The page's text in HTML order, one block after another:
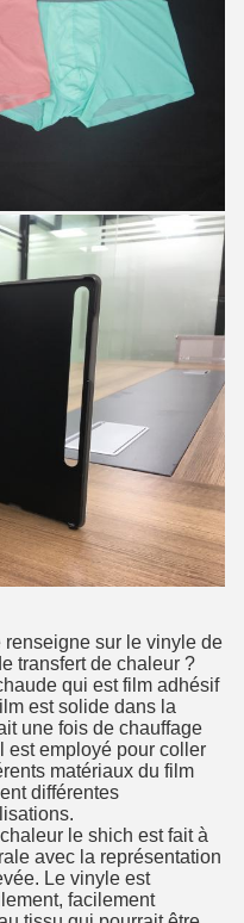
renseigne sur le vinyle de
transfert de chaleur ?
qui est film adhésif
est solide dans la
une fois de chauffage
est employé pour coller
matériaux du film
différentes
le shich est fait à
avec la représentation
Le vinyle est
facilement